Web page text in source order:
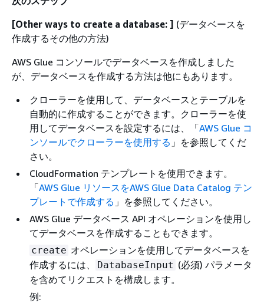
[Other ways to create a database: ] (データベースを
作成するその他の方法)
AWS Glue コンソールでデータベースを作成しました
が、データベースを作成する方法は他にもあります。
クローラーを使用して、データベースとテーブルを
自動的に作成することができます。クローラーを使
用してデータベースを設定するには、「AWS Glue コ
ンソールでクローラーを使用する 」を参照してくだ
さい。
CloudFormation テンプレートを使用できます。
「AWS Glue リソースをAWS Glue Data Catalog テン
プレートで作成する 」を参照してください。
AWS Glue データベース API オペレーションを使用し
てデータベースを作成することもできます。
create オペレーションを使用してデータベースを
作成するには、
DatabaseInput (必須) パラメータ
を含めてリクエストを構成します。
例: